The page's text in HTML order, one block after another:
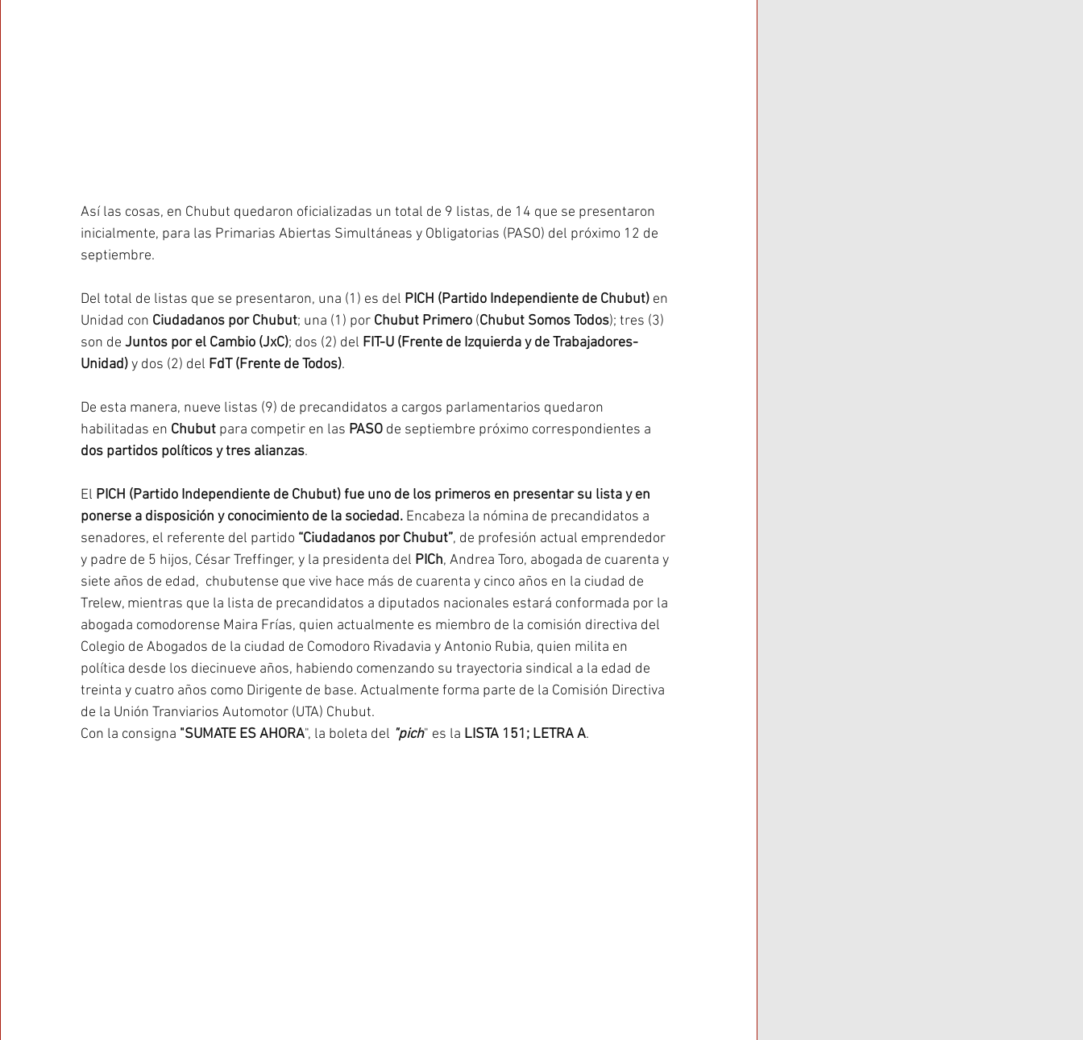
Así las cosas, en Chubut quedaron oficializadas un total de 9 listas, de 14 que se presentaron
inicialmente, para las Primarias Abiertas Simultáneas y Obligatorias (PASO) del próximo 12 de
septiembre.
Del total de listas que se presentaron, una (1) es del PICH (Partido Independiente de Chubut) en
Unidad con Ciudadanos por Chubut; una (1) por Chubut Primero (Chubut Somos Todos); tres (3)
son de Juntos por el Cambio (JxC); dos (2) del FIT-U (Frente de Izquierda y de Trabajadores-
Unidad) y dos (2) del FdT (Frente de Todos).
De esta manera, nueve listas (9) de precandidatos a cargos parlamentarios quedaron
habilitadas en Chubut para competir en las PASO de septiembre próximo correspondientes a
dos partidos políticos y tres alianzas.
El PICH (Partido Independiente de Chubut) fue uno de los primeros en presentar su lista y en
ponerse a disposición y conocimiento de la sociedad. Encabeza la nómina de precandidatos a
senadores, el referente del partido “Ciudadanos por Chubut”, de profesión actual emprendedor
y padre de 5 hijos, César Treffinger, y la presidenta del PICh, Andrea Toro, abogada de cuarenta y
siete años de edad,  chubutense que vive hace más de cuarenta y cinco años en la ciudad de
Trelew, mientras que la lista de precandidatos a diputados nacionales estará conformada por la
abogada comodorense Maira Frías, quien actualmente es miembro de la comisión directiva del
Colegio de Abogados de la ciudad de Comodoro Rivadavia y Antonio Rubia, quien milita en
política desde los diecinueve años, habiendo comenzando su trayectoria sindical a la edad de
treinta y cuatro años como Dirigente de base. Actualmente forma parte de la Comisión Directiva
de la Unión Tranviarios Automotor (UTA) Chubut.
Con la consigna "SUMATE ES AHORA", la boleta del "pich" es la LISTA 151; LETRA A.